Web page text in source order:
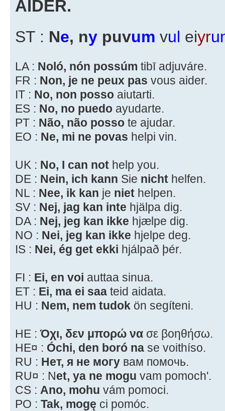
AIDER.
ST : Ne, ny puvum vul eiyr
LA : Noló, nón possúm tibī adjuváre.
FR : Non, je ne peux pas vous aider.
IT : No, non posso aiutarti.
ES : No, no puedo ayudarte.
PT : Não, não posso te ajudar.
EO : Ne, mi ne povas helpi vin.
UK : No, I can not help you.
DE : Nein, ich kann Sie nicht helfen.
NL : Nee, ik kan je niet helpen.
SV : Nej, jag kan inte hjälpa dig.
DA : Nej, jeg kan ikke hjælpe dig.
NO : Nei, jeg kan ikke hjelpe deg.
IS : Nei, ég get ekki hjálpað þér.
FI : Ei, en voi auttaa sinua.
ET : Ei, ma ei saa teid aidata.
HU : Nem, nem tudok ön segíteni.
HE :Όχι, δεν μπορώ να σε βοηθήσω.
HE¤ : Óchi, den boró na se voithíso.
RU : Нет, я не могу вам помочь.
RU¤ : Net, ya ne mogu vam pomoch'.
CS : Ano, mohu vám pomoci.
PO : Tak, mogę ci pomóc.